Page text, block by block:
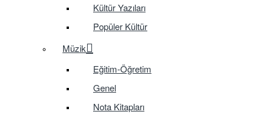
Kültür Yazıları
Popüler Kültür
Müzik
Eğitim-Öğretim
Genel
Nota Kitapları